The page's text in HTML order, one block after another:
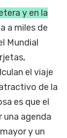
y en la
a miles de
Mundial
el viaje
de la
es que el
una agenda
y un